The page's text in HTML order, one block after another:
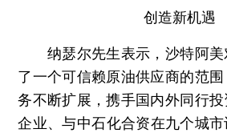
创造新机遇
纳瑟尔先生表示，沙特阿美
了一个可信赖原油供应商的范
务不断扩展，携手国内外同行
企业、与中石化合资在九个城市